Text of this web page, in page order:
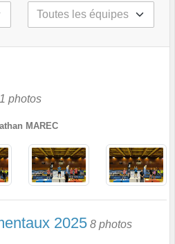
photos
MAREC
2025 8 photos